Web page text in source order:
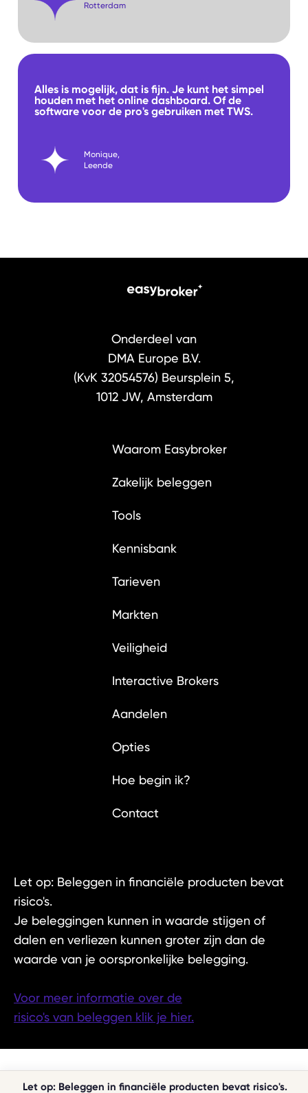
Rotterdam
Alles is mogelijk, dat is fijn. Je kunt het simpel
houden met het online dashboard. Of de
software voor de pro's gebruiken met TWS.
Monique,
Leende
Onderdeel van
DMA Europe B.V.
(KvK 32054576) Beursplein 5,
1012 JW, Amsterdam
Waarom Easybroker
Zakelijk beleggen
Tools
Kennisbank
Tarieven
Markten
Veiligheid
Interactive Brokers
Aandelen
Opties
Hoe begin ik?
Contact
Let op: Beleggen in financiële producten bevat
risico's.
Je beleggingen kunnen in waarde stijgen of
dalen en verliezen kunnen groter zijn dan de
waarde van je oorspronkelijke belegging.
Voor meer informatie over de
risico's van beleggen klik je hier.
Let op: Beleggen in financiële producten bevat risico's.